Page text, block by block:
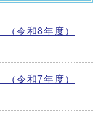
令和8年度）
令和7年度）